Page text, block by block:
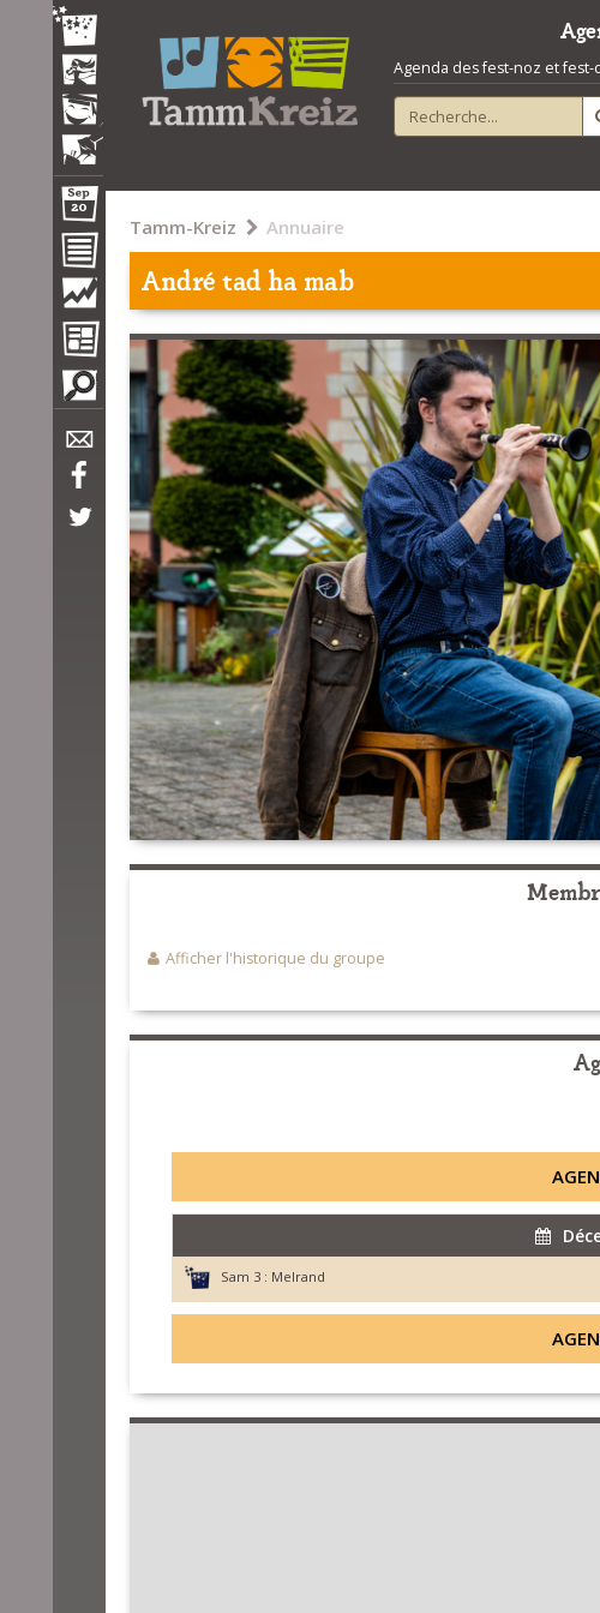
Agenda des fest-noz et fest-
Tamm-Kreiz Annuaire
André tad ha mab
Afficher l'historique du groupe
Sam 3 : Melrand